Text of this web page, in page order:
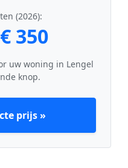
(2026):
€ 350
uw woning in Lengel
knop.
prijs »